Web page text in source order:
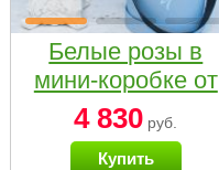
Белые розы в
мини-коробке от
Bella Fiori
4 830 руб.
Купить